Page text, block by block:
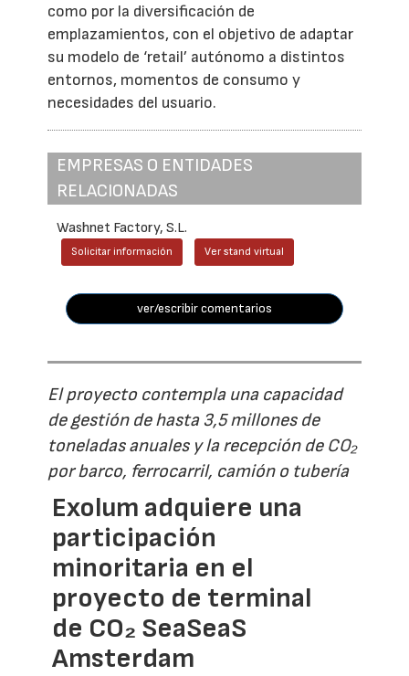
como por la diversificación de
emplazamientos, con el objetivo de adaptar
su modelo de ‘retail’ autónomo a distintos
entornos, momentos de consumo y
necesidades del usuario.
EMPRESAS O ENTIDADES
RELACIONADAS
Washnet Factory, S.L.
Solicitar información Ver stand virtual
ver/escribir comentarios
El proyecto contempla una capacidad
de gestión de hasta 3,5 millones de
toneladas anuales y la recepción de CO₂
por barco, ferrocarril, camión o tubería
Exolum adquiere una
participación
minoritaria en el
proyecto de terminal
de CO₂ SeaSeaS
Amsterdam